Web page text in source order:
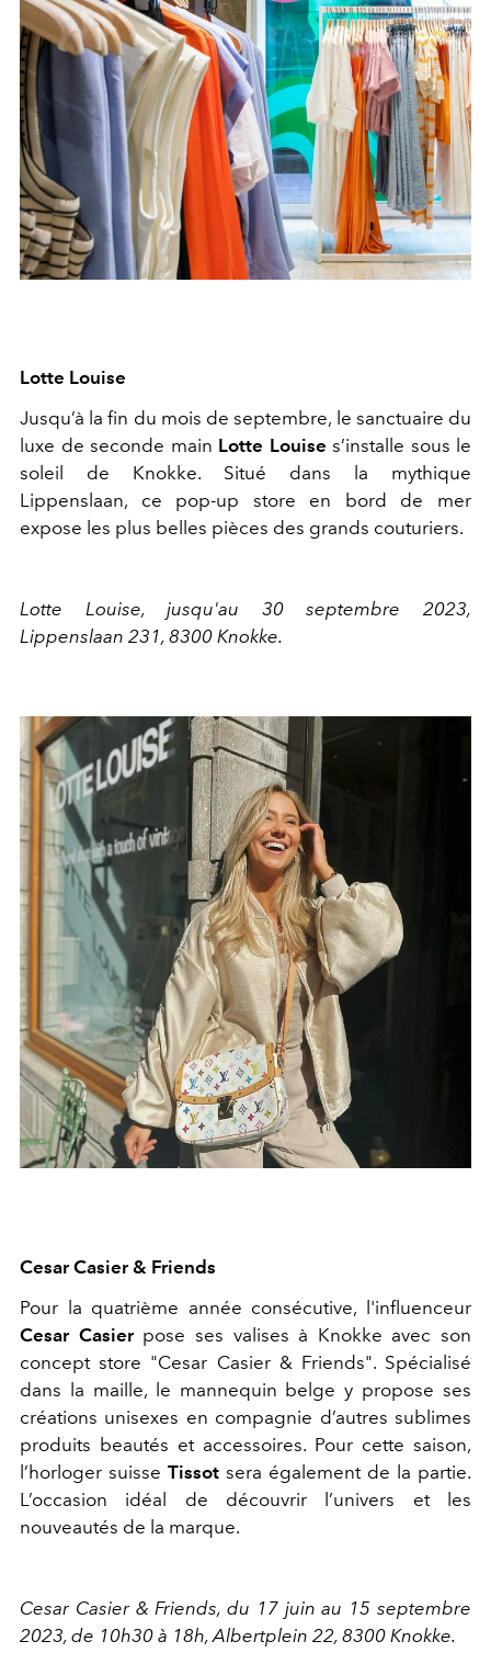
Lotte Louise
Jusqu’à la fin du mois de septembre, le sanctuaire du
luxe de seconde main Lotte Louise s’installe sous le
soleil de Knokke. Situé dans la mythique
Lippenslaan, ce pop-up store en bord de mer
expose les plus belles pièces des grands couturiers.
Lotte Louise, jusqu'au 30 septembre 2023,
Lippenslaan 231, 8300 Knokke.
Cesar Casier & Friends
Pour la quatrième année consécutive, l'influenceur
Cesar Casierpose ses valises à Knokke avec son
concept store "Cesar Casier & Friends". Spécialisé
dans la maille, le mannequin belge y propose ses
créations unisexes en compagnie d’autres sublimes
produits beautés et accessoires. Pour cette saison,
l’horloger suisse Tissot sera également de la partie.
L’occasion idéal de découvrir l’univers et les
nouveautés de la marque.
Cesar Casier & Friends, du 17 juin au 15 septembre
2023, de 10h30 à 18h, Albertplein 22, 8300 Knokke.